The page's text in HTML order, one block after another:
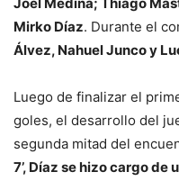
Mirko Díaz. Durante el
Álvez, Nahuel Junco y
Luego de finalizar el
goles, el desarrollo del
segunda mitad del
7’, Díaz se hizo cargo de